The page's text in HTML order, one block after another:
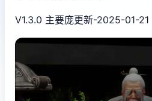
V1.3.0 主要庞更新-2025-01-21